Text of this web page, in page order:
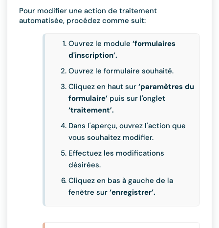
Pour modifier une action de traitement
automatisée, procédez comme suit:
Ouvrez le module ‘formulaires
d'inscription’.
Ouvrez le formulaire souhaité.
Cliquez en haut sur ‘paramètres du
formulaire’ puis sur l'onglet
‘traitement’.
Dans l'aperçu, ouvrez l'action que
vous souhaitez modifier.
Effectuez les modifications
désirées.
Cliquez en bas à gauche de la
fenêtre sur ‘enregistrer’.